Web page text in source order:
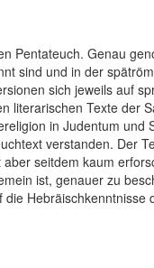
Pentateuch. Genau
sind und in der
sich jeweils auf
literarischen Texte der
in Judentum und
verstanden. Der
seitdem kaum
ist, genauer zu
Hebräischkenntnisse